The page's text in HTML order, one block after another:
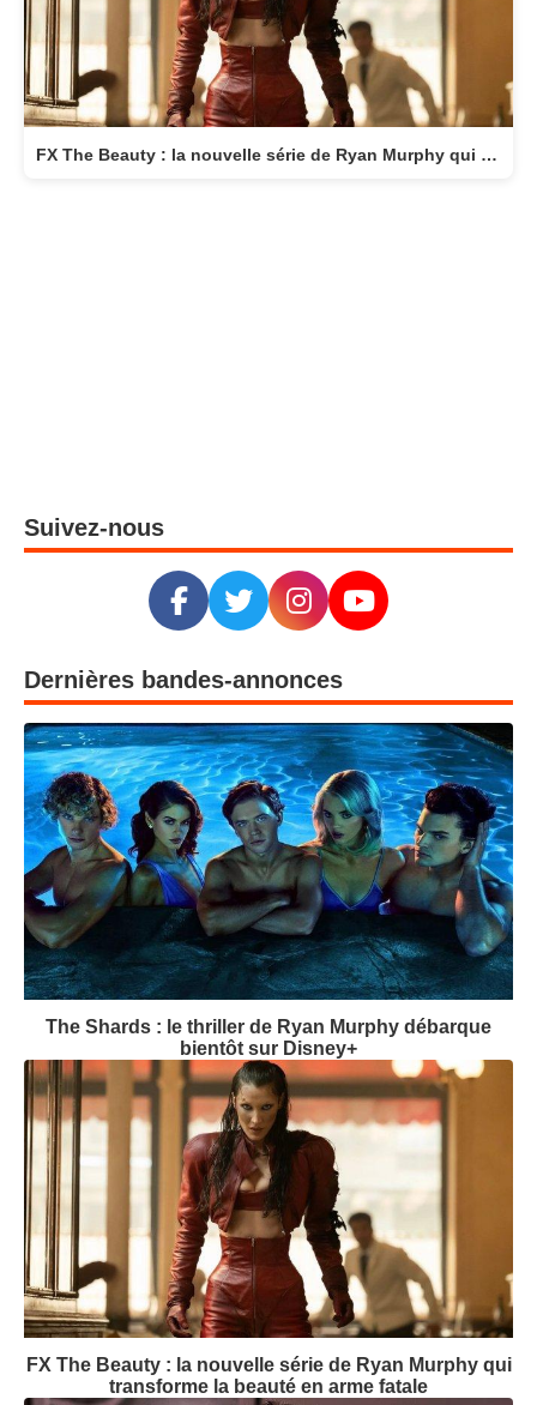
FX The Beauty : la nouvelle série de Ryan Murphy qui transforme la beauté en arme fatale
Suivez-nous
Dernières bandes-annonces
The Shards : le thriller de Ryan Murphy débarque
bientôt sur Disney+
FX The Beauty : la nouvelle série de Ryan Murphy qui
transforme la beauté en arme fatale